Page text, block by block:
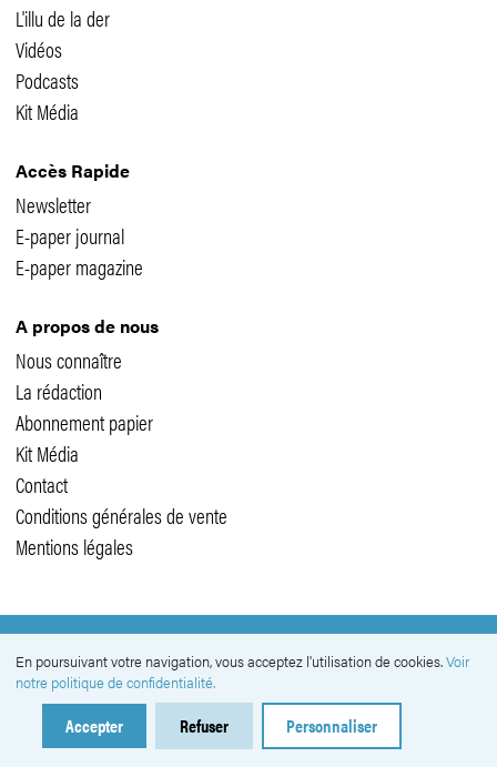
L'illu de la der
Vidéos
Podcasts
Kit Média
Accès Rapide
Newsletter
E-paper journal
E-paper magazine
A propos de nous
Nous connaître
La rédaction
Abonnement papier
Kit Média
Contact
Conditions générales de vente
Mentions légales
SUIVEZ-NOUS
En poursuivant votre navigation, vous acceptez l'utilisation de cookies.Voir
notre politique de confidentialité.
Accepter Refuser Personnaliser